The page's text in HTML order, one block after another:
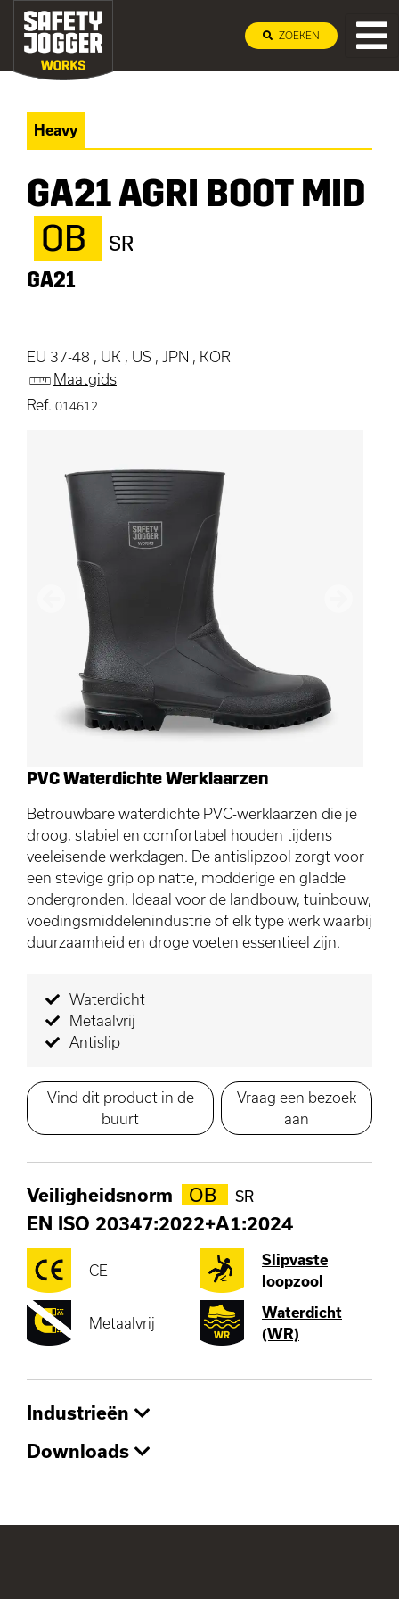
ZOEKEN
Heavy
GA21 AGRI BOOT MID
OB
SR
GA21
EU 37-48 , UK , US , JPN , KOR
Maatgids
Ref. 014612
Vorige
PVC Waterdichte Werklaarzen
Betrouwbare waterdichte PVC-werklaarzen die je
droog, stabiel en comfortabel houden tijdens
veeleisende werkdagen. De antislipzool zorgt voor
een stevige grip op natte, modderige en gladde
ondergronden. Ideaal voor de landbouw, tuinbouw,
voedingsmiddelenindustrie of elk type werk waarbij
duurzaamheid en droge voeten essentieel zijn.
Waterdicht
Metaalvrij
Antislip
Vind dit product in de
buurt
Vraag een bezoek
aan
Veiligheidsnorm OB SR
EN ISO 20347:2022+A1:2024
CE
Slipvaste
loopzool
Metaalvrij
Waterdicht
(WR)
Industrieën
Downloads